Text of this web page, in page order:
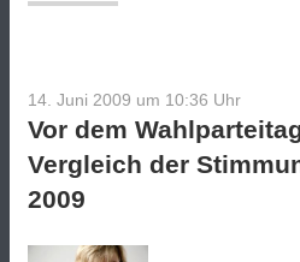
14. Juni 2009 um 10:36 Uhr
Vor dem
Vergleich der
2009